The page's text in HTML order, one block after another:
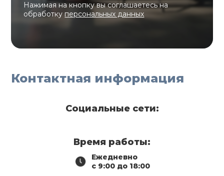
Нажимая на кнопку вы соглашаетесь на
обработкуперсональных данных
Контактная информация
Социальные сети:
Время работы:
Ежедневно
с 9:00 до 18:00